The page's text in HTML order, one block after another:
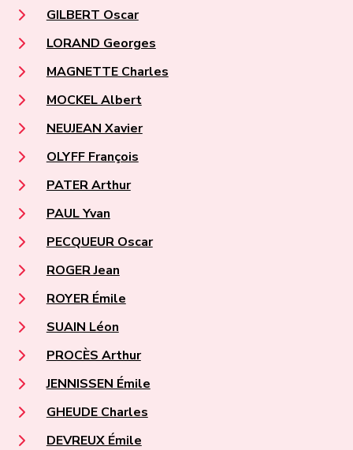
GILBERT Oscar
LORAND Georges
MAGNETTE Charles
MOCKEL Albert
NEUJEAN Xavier
OLYFF François
PATER Arthur
PAUL Yvan
PECQUEUR Oscar
ROGER Jean
ROYER Émile
SUAIN Léon
PROCÈS Arthur
JENNISSEN Émile
GHEUDE Charles
DEVREUX Émile